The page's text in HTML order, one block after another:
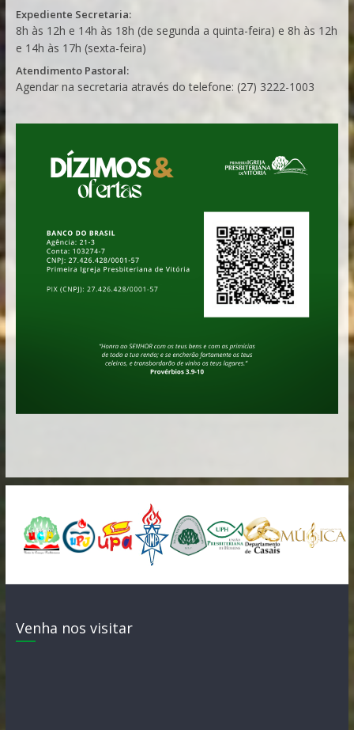
Expediente Secretaria:
8h às 12h e 14h às 18h (de segunda a quinta-feira) e 8h às 12h
e 14h às 17h (sexta-feira)
Atendimento Pastoral:
Agendar na secretaria através do telefone: (27) 3222-1003
Venha nos visitar